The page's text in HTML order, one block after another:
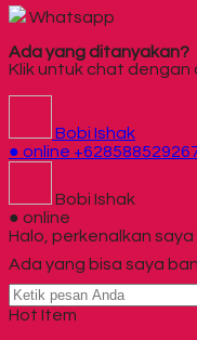
Whatsapp
Ada yang ditanyakan?
Klik untuk chat
Bobi Ishak
● online
Bobi Ishak
● online
Halo, perkenalkan saya
Ada yang bisa saya
Hot Item